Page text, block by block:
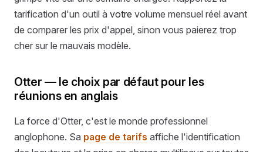
tarification d'un outil à votre volume mensuel réel avant
de comparer les prix d'appel, sinon vous paierez trop
cher sur le mauvais modèle.
Otter — le choix par défaut pour les
réunions en anglais
La force d'Otter, c'est le monde professionnel
anglophone. Sa page de tarifs affiche l'identification